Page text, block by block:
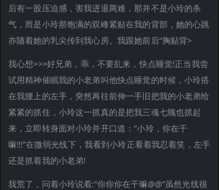
后有一股压迫感，害我进退两难，那并不是小玲的杀
气，而是小玲那饱满的双峰紧贴在我的背部，她的心跳
亦随着她的乳尖传到我心房。我跟她前后“胸贴背>
我心想>>>好兄弟，乖，不要乱来，快点睡觉!正当我尝
试用精神催眠我的小老弟叫他快点睡觉的时候，小玲搭
在我腰上的左手，突然再往前伸一手旧把我的小老弟给
紧紧的抓住，小玲这一抓真的是把我三魂七魄也抓起
来，立即转身面对小玲并开口道：“小玲，你在干
嘛!!!”在微弱光线下，我看到小玲正看着我忍着笑，左手
还是抓着我的小老弟!
我荒了，问着小玲说着:“你你你在干嘛@@”虽然光线很